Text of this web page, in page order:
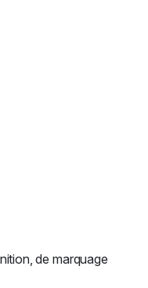
de marquage